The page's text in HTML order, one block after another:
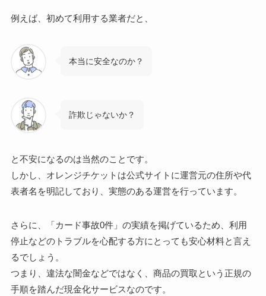
例えば、初めて利用する業者だと、
本当に安全なのか？
詐欺じゃないか？
と不安になるのは当然のことです。
しかし、オレンジチケットは公式サイトに運営元の住所や代
表者名を明記しており、実態のある運営を行っています。
さらに、「カード事故0件」の実績を掲げているため、利用
停止などのトラブルを心配する方にとっても安心材料と言え
るでしょう。
つまり、違法な闇金などではなく、商品の買取という正規の
手順を踏んだ現金化サービスなのです。